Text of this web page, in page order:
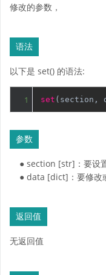
修改的参数，
语法
以下是 set() 的语法:
1 set (section,
参数
● section [str]：要设置
● data [dict]：要修改
返回值
无返回值